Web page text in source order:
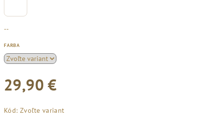
--
FARBA
29,90 €
cena:
Kód: Zvoľte variant